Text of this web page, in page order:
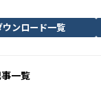
ウンロード一覧
一覧